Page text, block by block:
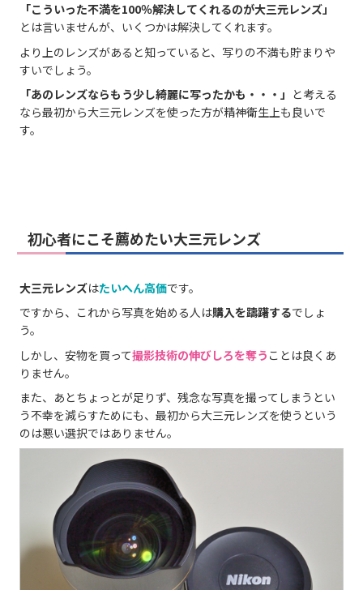
「こういった不満を100％解決してくれるのが大三元レンズ」
とは言いませんが、いくつかは解決してくれます。
より上のレンズがあると知っていると、写りの不満も貯まりや
すいでしょう。
「あのレンズならもう少し綺麗に写ったかも・・・」 と考える
なら最初から大三元レンズを使った方が精神衛生上も良いで
す。
初心者にこそ薦めたい大三元レンズ
大三元レンズはたいへん高価です。
ですから、これから写真を始める人は購入を躊躇するでしょ
う。
しかし、安物を買って撮影技術の伸びしろを奪う ことは良くあ
りません。
また、あとちょっとが足りず、残念な写真を撮ってしまうとい
う不幸を減らすためにも、最初から大三元レンズを使うという
のは悪い選択ではありません。